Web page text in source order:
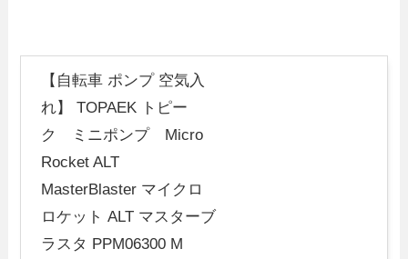
【自転車 ポンプ 空気入
れ】 TOPAEK トピー
ク ミニポンプ Micro
Rocket ALT
MasterBlaster マイクロ
ロケット ALT マスターブ
ラスタ PPM06300 M